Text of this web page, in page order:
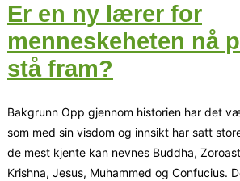
Er en ny lærer for
menneskeheten nå
stå fram?
Bakgrunn Opp gjennom historien har det
som med sin visdom og innsikt har satt
de mest kjente kan nevnes Buddha,
Krishna, Jesus, Muhammed og Confucius.